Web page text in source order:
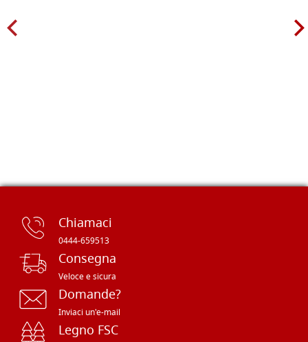
Chiamaci
0444-659513
Consegna
Veloce e sicura
Domande?
Inviaci un'e-mail
Legno FSC